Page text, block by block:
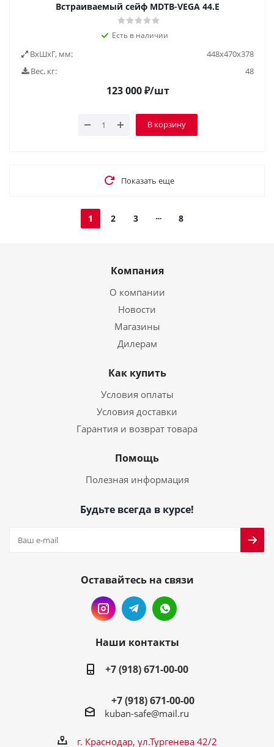
Встраиваемый сейф MDTB-VEGA 44.E
Есть в наличии
ВxШxГ, мм:
448x470x378
Вес, кг:
48
123 000₽/шт
В корзину
Показать еще
1 2 3 8
Компания
О компании
Новости
Магазины
Дилерам
Как купить
Условия оплаты
Условия доставки
Гарантия и возврат товара
Помощь
Полезная информация
Будьте всегда в курсе!
Оставайтесь на связи
Наши контакты
+7 (918) 671-00-00
+7 (918) 671-00-00
kuban-safe@mail.ru
г. Краснодар, ул.Тургенева 42/2